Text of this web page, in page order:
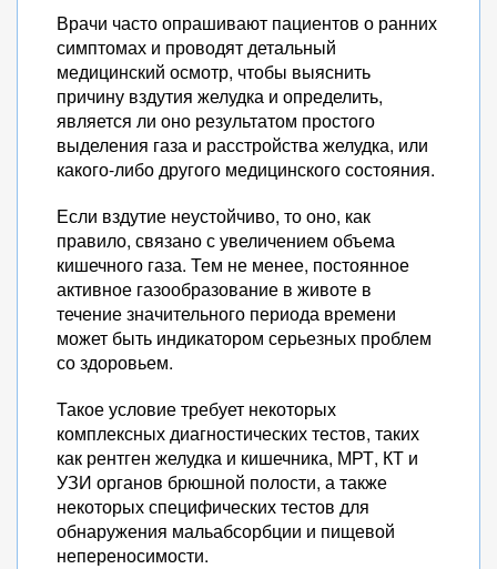
Врачи часто опрашивают пациентов о ранних
симптомах и проводят детальный
медицинский осмотр, чтобы выяснить
причину вздутия желудка и определить,
является ли оно результатом простого
выделения газа и расстройства желудка, или
какого-либо другого медицинского состояния.
Если вздутие неустойчиво, то оно, как
правило, связано с увеличением объема
кишечного газа. Тем не менее, постоянное
активное газообразование в животе в
течение значительного периода времени
может быть индикатором серьезных проблем
со здоровьем.
Такое условие требует некоторых
комплексных диагностических тестов, таких
как рентген желудка и кишечника, МРТ, КТ и
УЗИ органов брюшной полости, а также
некоторых специфических тестов для
обнаружения мальабсорбции и пищевой
непереносимости.